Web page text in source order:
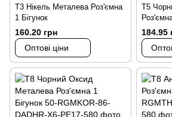
Т3 Нікель Металева Роз'ємна
1 Бігунок
160.20 грн
Оптові ціни
Т5
184.95